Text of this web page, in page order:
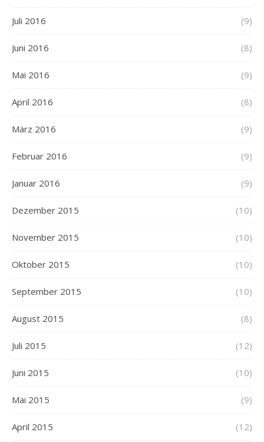
Juli 2016 (9)
Juni 2016 (8)
Mai 2016 (9)
April 2016 (8)
März 2016 (9)
Februar 2016 (9)
Januar 2016 (9)
Dezember 2015 (10)
November 2015 (10)
Oktober 2015 (10)
September 2015 (10)
August 2015 (8)
Juli 2015 (12)
Juni 2015 (10)
Mai 2015 (9)
April 2015 (12)